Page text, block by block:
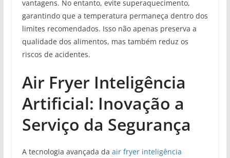
vantagens. No entanto, evite superaquecimento,
garantindo que a temperatura permaneça dentro dos
limites recomendados. Isso não apenas preserva a
qualidade dos alimentos, mas também reduz os
riscos de acidentes.
Air Fryer Inteligência
Artificial: Inovação a
Serviço da Segurança
A tecnologia avançada da air fryer inteligência